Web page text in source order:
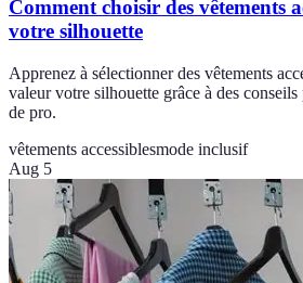
Comment choisir des vêtements
votre silhouette
Apprenez à sélectionner des vêtements
valeur votre silhouette grâce à des conseils
de pro.
vêtements accessiblesmode inclusif
Aug 5